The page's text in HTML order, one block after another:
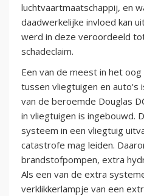
luchtvaartmaatschappij, en
daadwerkelijke invloed kan
werd in deze veroordeeld
schadeclaim.
Een van de meest in het
tussen vliegtuigen en auto's
van de beroemde Douglas
in vliegtuigen is ingebouwd.
systeem in een vliegtuig
catastrofe mag leiden.
brandstofpompen, extra
Als een van de extra
verklikkerlampje van een